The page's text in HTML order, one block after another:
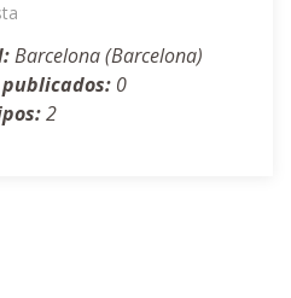
Barcelona (Barcelona)
publicados: 0
2